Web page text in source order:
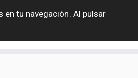
Rep. Checa Hungría
tu navegación. Al pulsar